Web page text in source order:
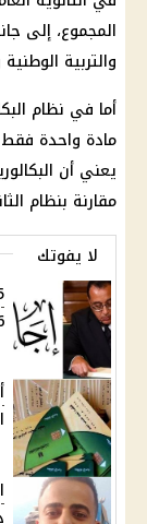
والتربية الوطنية
مادة واحدة فقط
يعني أن
مقارنة بنظام
لا يفوتك